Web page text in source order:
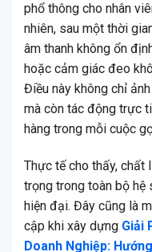
phổ thông cho nhân
nhiên, sau một thời
âm thanh không ổn
hoặc cảm giác đeo
Điều này không chỉ
mà còn tác động trực
hàng trong mỗi cuộc
Thực tế cho thấy, chất
trọng trong toàn bộ hệ
hiện đại. Đây cũng là
cập khi xây dựng Giải
Doanh Nghiệp: